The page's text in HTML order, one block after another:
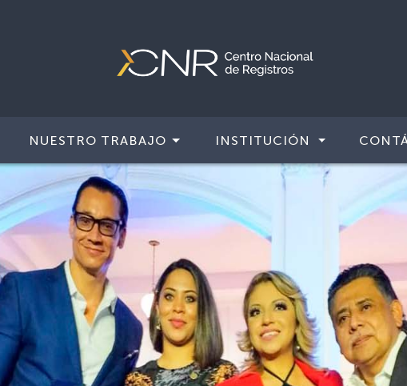
NUESTRO TRABAJO INSTITUCIÓN